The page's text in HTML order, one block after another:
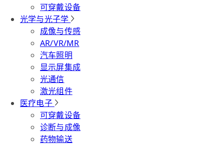
可穿戴设备
光学与光子学
成像与传感
AR/VR/MR
汽车照明
显示屏集成
光通信
激光组件
医疗电子
可穿戴设备
诊断与成像
药物输送